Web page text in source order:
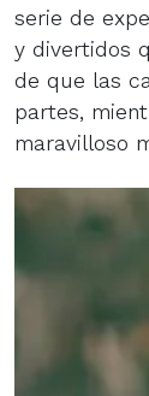
serie de
y divertidos
de que las
partes,
maravilloso